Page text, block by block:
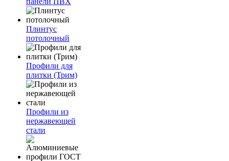
Плинтус
потолочный
Профили для
плитки (Трим)
Профили из
нержавеющей
стали